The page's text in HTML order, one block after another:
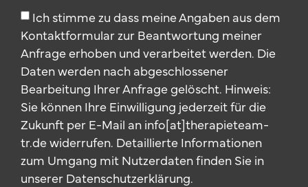
Ich stimme zu dass meine Angaben aus dem
Kontaktformular zur Beantwortung meiner
Anfrage erhoben und verarbeitet werden. Die
Daten werden nach abgeschlossener
Bearbeitung Ihrer Anfrage gelöscht. Hinweis:
Sie können Ihre Einwilligung jederzeit für die
Zukunft per E-Mail an info[at]therapieteam-
tr.de widerrufen. Detaillierte Informationen
zum Umgang mit Nutzerdaten finden Sie in
unserer Datenschutzerklärung.